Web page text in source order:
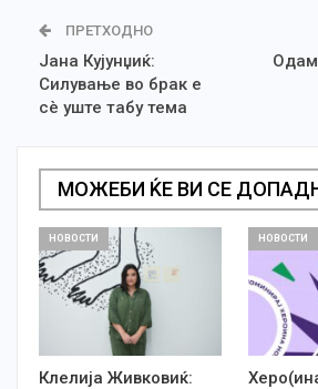
ПРЕТХОДНО
Јана Кујунџиќ:
Силување во брак е
сè уште табу тема
МОЖЕБИ ЌЕ ВИ СЕ
НОВОСТИ
Клелија Живковиќ:
НОВОСТИ